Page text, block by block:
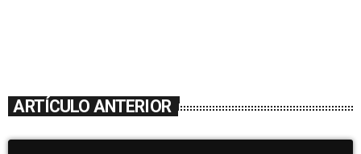
ARTÍCULO ANTERIOR